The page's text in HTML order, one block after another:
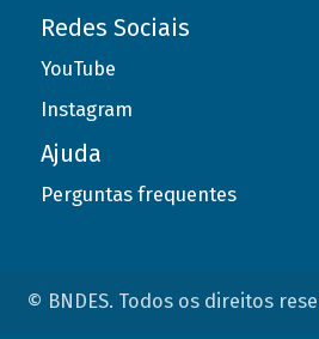
Redes Sociais
YouTube
Instagram
Ajuda
Perguntas frequentes
© BNDES. Todos os direitos